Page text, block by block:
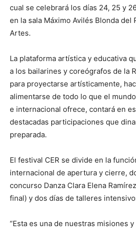
cual se celebrará los días 24, 25 y
en la sala Máximo Avilés Blonda del
Artes.
La plataforma artística y educativa
a los bailarines y coreógrafos de la
para proyectarse artísticamente,
alimentarse de todo lo que el
e internacional ofrece, contará en
destacadas participaciones que
preparada.
El festival CER se divide en la
internacional de apertura y cierre,
concurso Danza Clara Elena
final) y dos días de talleres
“Esta es una de nuestras misiones